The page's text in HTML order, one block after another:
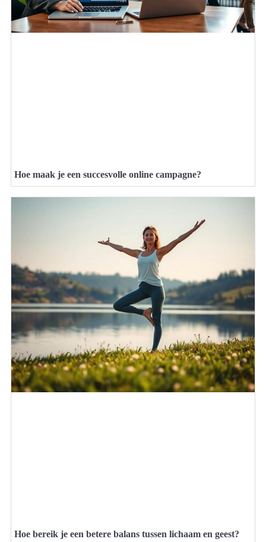
Hoe maak je een succesvolle online campagne?
Hoe bereik je een betere balans tussen lichaam en geest?